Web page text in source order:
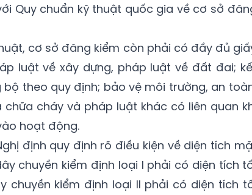
Quy chuẩn kỹ thuật quốc gia về cơ sở
cơ sở đăng kiểm còn phải có đầy đủ
luật về xây dựng, pháp luật về đất đai;
theo quy định; bảo vệ môi trường, an
cháy và pháp luật khác có liên quan
hoạt động.
định quy định rõ điều kiện về diện tích
chuyền kiểm định loại I phải có diện tích
chuyền kiểm định loại II phải có diện tích